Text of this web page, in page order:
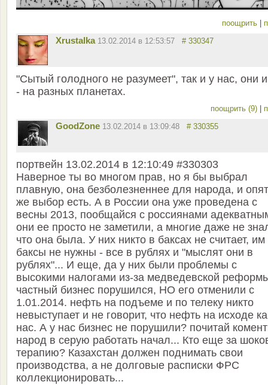
поощрить
Xrustalka 13.02.2014 в 12:53:57 # 330347
"Сытый голодного не разумеет", так и у нас, они
- на разных планетах.
поощрить (9)
GoodZone 13.02.2014 в 13:09:48 # 330355
портвейн 13.02.2014 в 12:10:49 #330303
Наверное ты во многом прав, но я бы выбрал
плавную, она безболезненнее для народа, и
же выбор есть. А в России она уже проведена с
весны 2013, пообщайся с россиянами
они ее просто не заметили, а многие даже не
что она была. У них никто в баксах не считает, им
баксы не нужны - все в рублях и "мыслят они в
рублях"... И еще, да у них были проблемы с
высокими налогами из-за медведевской
частный бизнес порушился, НО его отменили с
1.01.2014. нефть на подъеме и по телеку никто
невыступает и не говорит, что нефть на исходе
нас. А у нас бизнес не порушили? почитай
народ в серую работать начал... Кто еще за
терапию? Казахстан должен поднимать свои
производства, а не долговые расписки ФРС
коллекционировать...